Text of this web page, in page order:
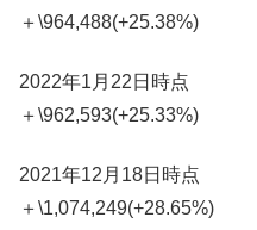
＋\964,488(+25.38%)
2022年1月22日時点
＋\962,593(+25.33%)
2021年12月18日時点
＋\1,074,249(+28.65%)